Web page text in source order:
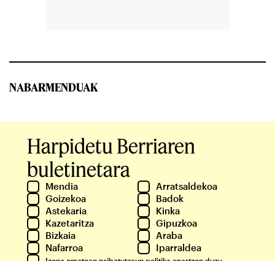
NABARMENDUAK
Harpidetu Berriaren
buletinetara
Mendia
Arratsaldekoa
Goizekoa
Badok
Astekaria
Kinka
Kazetaritza
Gipuzkoa
Bizkaia
Araba
Nafarroa
Iparraldea